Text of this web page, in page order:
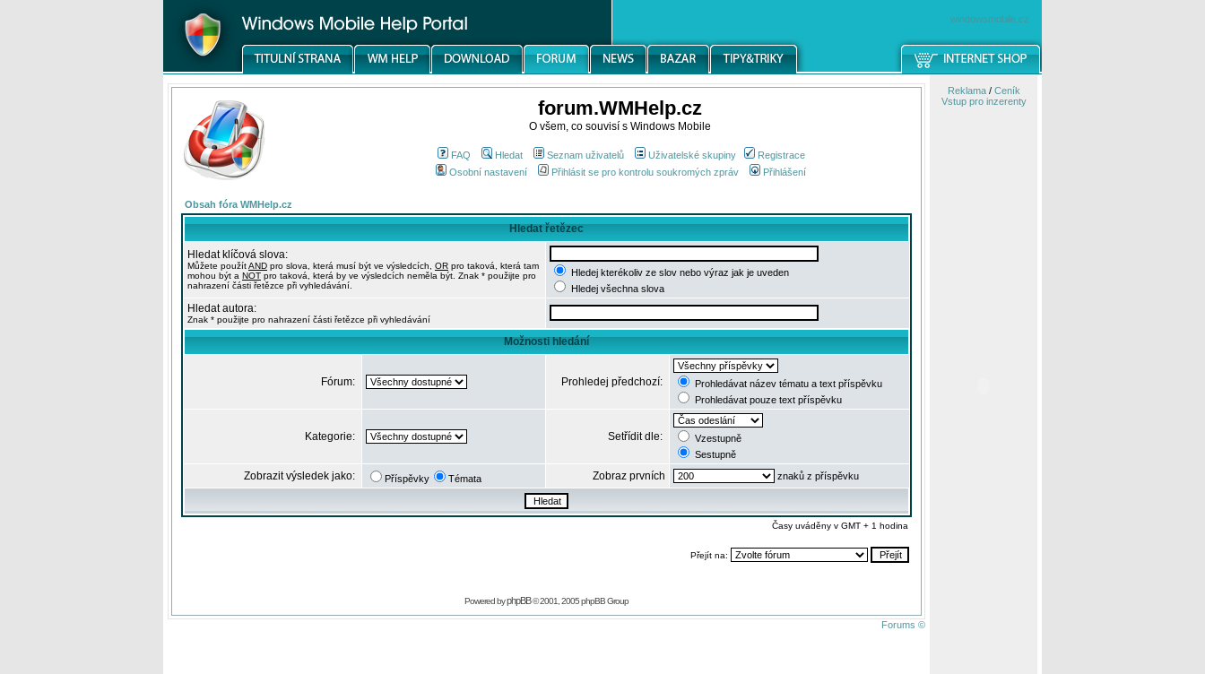
windowsmobile.cz
forum.WMHelp.cz
O všem, co souvisí s Windows Mobile
FAQ Hledat Seznam uživatelů Uživatelské skupiny
Registrace
Osobní nastavení
Přihlásit se pro kontrolu soukromých zpráv Přihlášení
Obsah fóra WMHelp.cz
Hledat řetězec
Hledat klíčová slova:
Můžete použítAND pro slova, která musí být ve výsledcích, OR pro taková, která tam
mohou být a NOT pro taková, která by ve výsledcích neměla být. Znak * použijte pro
nahrazení části řetězce při vyhledávání.
Hledej kterékoliv ze slov nebo výraz jak je uveden
Hledej všechna slova
Hledat autora:
Znak * použijte pro nahrazení části řetězce při vyhledávání
Možnosti hledání
Fórum: Prohledej předchozí:
Prohledávat název tématu a text příspěvku
Prohledávat pouze text příspěvku
Kategorie: Setřídit dle:
Vzestupně
Sestupně
Zobrazit výsledek jako: Příspěvky Témata Zobraz prvních znaků z příspěvku
Časy uváděny v GMT + 1 hodina
Přejít na:
Powered byphpBB© 2001, 2005 phpBB Group
Forums ©
Reklama/ Ceník
Vstup pro inzerenty